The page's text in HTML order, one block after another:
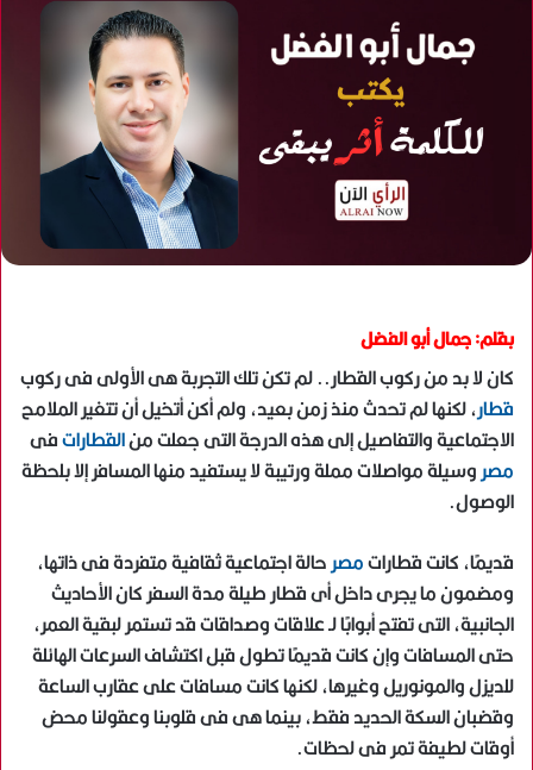
بقلم: جمال أبو الفضل
كان لا بد من ركوب القطار.. لم تكن تلك التجربة هى الأولى فى ركوب
قطار، لكنها لم تحدث منذ زمن بعيد، ولم أكن أتخيل أن تتغير الملامح
الاجتماعية والتفاصيل إلى هذه الدرجة التى جعلت منالقطاراتفى
مصروسيلة مواصلات مملة ورتيبة لا يستفيد منها المسافر إلا بلحظة
الوصول.
قديمًا، كانت قطاراتمصرحالة اجتماعية ثقافية متفردة فى ذاتها،
ومضمون ما يجرى داخل أى قطار طيلة مدة السفر كان الأحاديث
الجانبية، التى تفتح أبوابًا لـ علاقات وصداقات قد تستمر لبقية العمر،
حتى المسافات وإن كانت قديمًا تطول قبل اكتشاف السرعات الهائلة
للديزل والمونوريل وغيرها، لكنها كانت مسافات على عقارب الساعة
وقضبان السكة الحديد فقط، بينما هى فى قلوبنا وعقولنا محض
أوقات لطيفة تمر فى لحظات.